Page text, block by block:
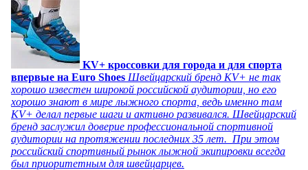
KV+ кроссовки для города и для спорта
впервые на Euro Shoes Швейцарский бренд KV+ не так
хорошо известен широкой российской аудитории, но его
хорошо знают в мире лыжного спорта, ведь именно там
KV+ делал первые шаги и активно развивался. Швейцарский
бренд заслужил доверие профессиональной спортивной
аудитории на протяжении последних 35 лет. При этом
российский спортивный рынок лыжной экипировки всегда
был приоритетным для швейцарцев.